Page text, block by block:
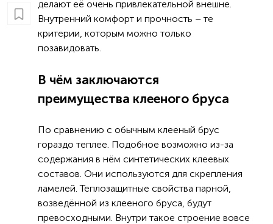
делают её очень привлекательной внешне.
Внутренний комфорт и прочность – те
критерии, которым можно только
позавидовать.
В чём заключаются
преимущества клееного бруса
По сравнению с обычным клееный брус
гораздо теплее. Подобное возможно из-за
содержания в нём синтетических клеевых
составов. Они используются для скрепления
ламелей. Теплозащитные свойства парной,
возведённой из клееного бруса, будут
превосходными. Внутри такое строение вовсе